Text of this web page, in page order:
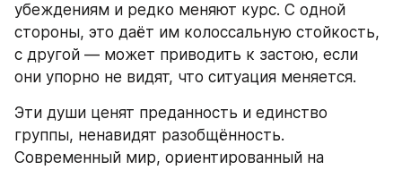
убеждениям и редко меняют курс. С одной
стороны, это даёт им колоссальную стойкость,
с другой — может приводить к застою, если
они упорно не видят, что ситуация меняется.
Эти души ценят преданность и единство
группы, ненавидят разобщённость.
Современный мир, ориентированный на